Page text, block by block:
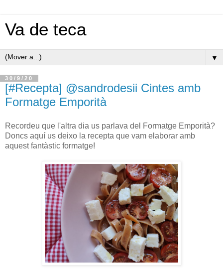
Va de teca
▼
30/9/20
[#Recepta] @sandrodesii Cintes amb
Formatge Emporità
Recordeu que l'altra dia us parlava del Formatge Emporità?
Doncs aquí us deixo la recepta que vam elaborar amb
aquest fantàstic formatge!